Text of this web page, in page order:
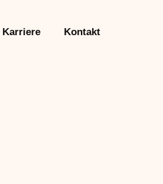
Karriere Kontakt